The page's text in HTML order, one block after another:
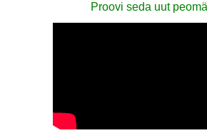
Proovi seda uut